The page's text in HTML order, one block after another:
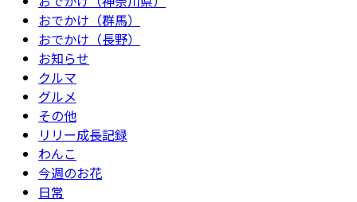
おでかけ（群馬）
おでかけ（長野）
お知らせ
クルマ
グルメ
その他
リリー成長記録
わんこ
今週のお花
日常